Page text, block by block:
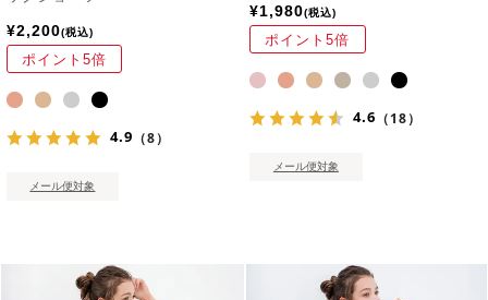
¥2,200 税込
ポイント5倍
4.9 （8）
メール便対象
¥1,980 税込
ポイント5倍
4.6 （18）
メール便対象